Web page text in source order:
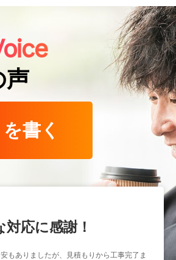
声
書く
対応に感謝！
もありましたが、見積もりから工事完了ま
確実！
お願いしたかったのですが、予約もスムー